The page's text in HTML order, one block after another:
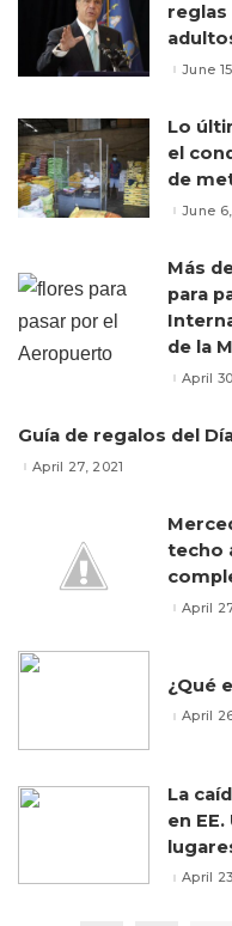
reglas
June
Lo
el
de
June
Más
para
de la
April
Guía de regalos del
April 27, 2021
techo
April
¿Qué
April
La
en
April